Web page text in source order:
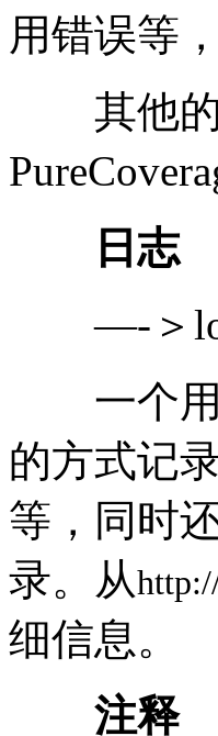
用错误等
其他的
日志
—-＞
一个用
的方式记
等，同时
录。从
细信息。
注释